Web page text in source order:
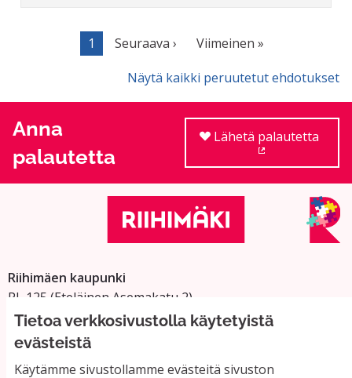
Tietoa verkkosivustolla käytetyistä
evästeistä
Käytämme sivustollamme evästeitä sivuston
1 Seuraava ›
Viimeinen »
Näytä kaikki peruutetut ehdotukset
Anna
palautetta
Lähetä palautetta
Riihimäen kaupunki
PL 125 (Eteläinen Asemakatu 2)
11101 Riihimäki
Vaihde: 019 758 4000
Sähköpostiosoitteet: